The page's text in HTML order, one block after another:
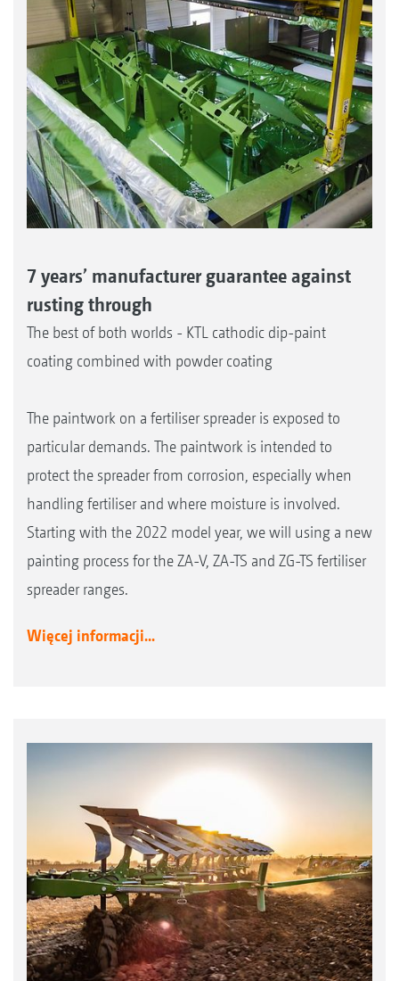
7 years’ manufacturer guarantee against
rusting through
The best of both worlds - KTL cathodic dip-paint
coating combined with powder coating
The paintwork on a fertiliser spreader is exposed to
particular demands. The paintwork is intended to
protect the spreader from corrosion, especially when
handling fertiliser and where moisture is involved.
Starting with the 2022 model year, we will using a new
painting process for the ZA-V, ZA-TS and ZG-TS fertiliser
spreader ranges.
Więcej informacji...